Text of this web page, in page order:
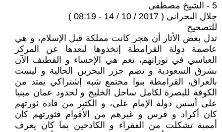
5 - الشيخ مصطفى
جلال البحراني ( 2017 / 10 / 14 - 08:19 )
للتصحيح
تدل بعض الأثار أن هجر كانت مملكة قبل الإسلام، و هي
عاصمة دولة القرامطة إتخذوها لبعدها عن المركز
العباسي في ثوراتهم، نعم هي الإحساء و القطيف الآن
بشرق السعودية و تضم جزر البحرين الحالية و ليست
بالعراق، القرامطة بنوا مجتمع شبه إشتراكي يمتد من
الكوفة للبصرة لكامل ساحل الخليج و لحدود عمان مبنيا
على أسس دولة الإمام علي، و الكثير من قادة ثورتهم
كان أكراد و فرس و غيرهم من الأقوام فثورتهم كان
أممية تشكلت من الفقراء و الكادحين بما كان يعرف